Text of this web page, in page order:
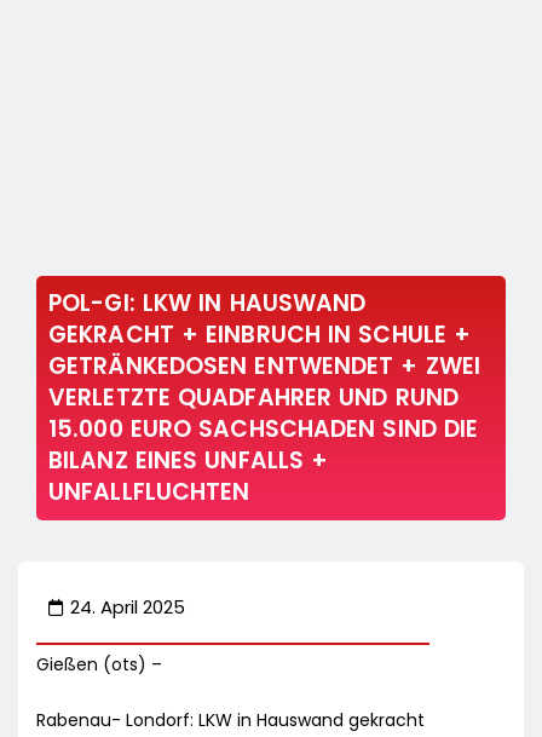
POL-GI: LKW IN HAUSWAND
GEKRACHT + EINBRUCH IN SCHULE +
GETRÄNKEDOSEN ENTWENDET + ZWEI
VERLETZTE QUADFAHRER UND RUND
15.000 EURO SACHSCHADEN SIND DIE
BILANZ EINES UNFALLS +
UNFALLFLUCHTEN
24. April 2025
Gießen (ots) –
Rabenau- Londorf: LKW in Hauswand gekracht